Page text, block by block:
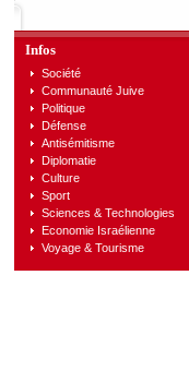
Infos
Société
Communauté Juive
Politique
Défense
Antisémitisme
Diplomatie
Culture
Sport
Sciences & Technologies
Economie Israélienne
Voyage & Tourisme